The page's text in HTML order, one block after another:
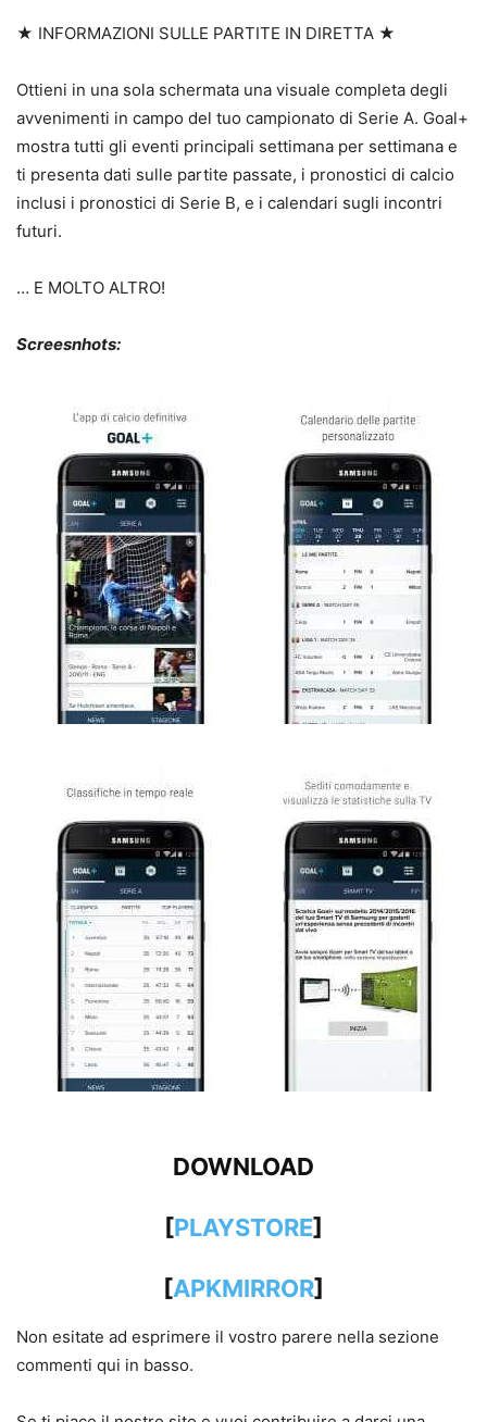
★ INFORMAZIONI SULLE PARTITE IN DIRETTA ★
Ottieni in una sola schermata una visuale completa degli
avvenimenti in campo del tuo campionato di Serie A. Goal+
mostra tutti gli eventi principali settimana per settimana e
ti presenta dati sulle partite passate, i pronostici di calcio
inclusi i pronostici di Serie B, e i calendari sugli incontri
futuri.
… E MOLTO ALTRO!
Screesnhots:
DOWNLOAD
[PLAYSTORE]
[APKMIRROR]
Non esitate ad esprimere il vostro parere nella sezione
commenti qui in basso.